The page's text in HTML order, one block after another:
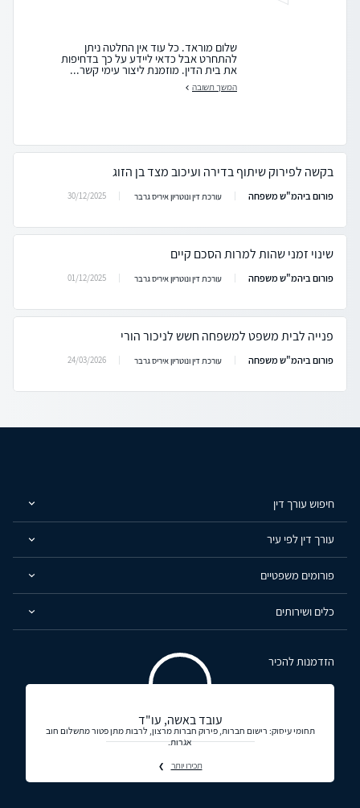
שלום מוראד. כל עוד אין החלטה ניתן
להתחרט אבל כדאי ליידע על כך בדחיפות
את בית הדין. מוזמנת ליצור עימי קשר...
המשך תשובה
בקשה לפירוק שיתוף בדירה ועיכוב מצד בן הזוג
פורום ביהמ"ש משפחה עורכת דין ונוטריון איריס גרבר 30/12/2025
שינוי זמני שהות למרות הסכם קיים
פורום ביהמ"ש משפחה עורכת דין ונוטריון איריס גרבר 01/12/2025
פנייה לבית משפט למשפחה חשש לניכור הורי
פורום ביהמ"ש משפחה עורכת דין ונוטריון איריס גרבר 24/03/2026
חיפוש עורך דין
עורך דין לפי עיר
פורומים משפטיים
כלים ושירותים
הזדמנות להכיר
עובד באשה, עו"ד
תחומי עיסוק: רישום חברות, פירוק חברות מרצון, לרבות מתן פטור מתשלום חוב
אגרות.
תכירו יותר